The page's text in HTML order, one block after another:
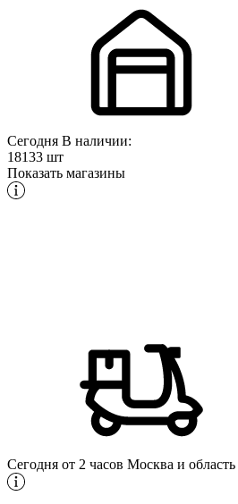
Сегодня В наличии:
18133 шт
Показать магазины
Сегодня от 2 часов Москва и область